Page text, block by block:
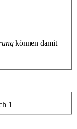
können damit
1